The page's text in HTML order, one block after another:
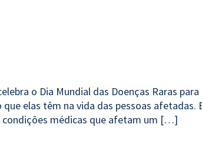
o Dia Mundial das Doenças Raras para
elas têm na vida das pessoas afetadas.
condições médicas que afetam um […]